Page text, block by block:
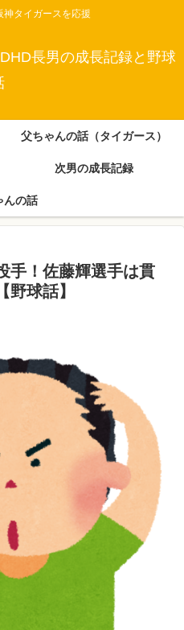
神タイガースを応援
長男の成長記録と野球
父ちゃんの話（タイガース）
次男の成長記録
んの話
手！佐藤輝選手は貫
球話】